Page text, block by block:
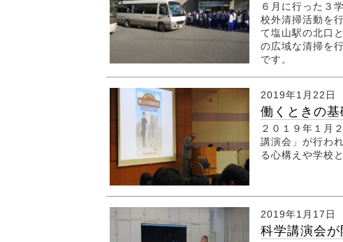
６月に行った３
校外清掃活動を
て塩山駅の北口
の広域な清掃を
です。
2019年1月22日
働くときの
２０１９年１月
講演会」が行わ
る心構えや学校
2019年1月17日
科学講演会が